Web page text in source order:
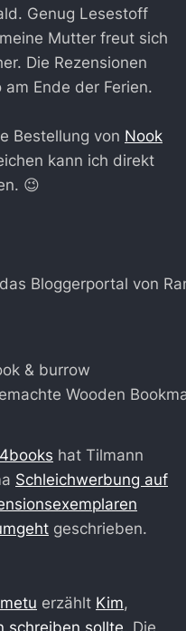
Genug Lesestoff
Mutter freut sich
Die Rezensionen
Ende der Ferien.
Bestellung von Nook
kann ich direkt
😉
Bloggerportal von
Wooden
hat Tilmann
Schleichwerbung auf
geschrieben.
erzählt Kim,
schreiben sollte . Die